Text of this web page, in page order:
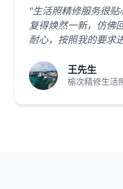
"生活照精修服务很
复得焕然一新，仿佛
耐心，按照我的要求
王先生
榆次精修生活